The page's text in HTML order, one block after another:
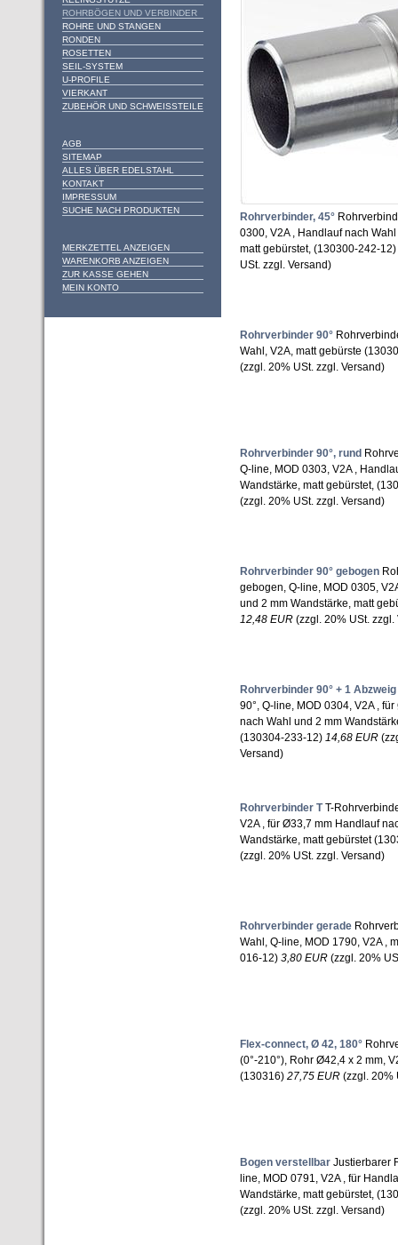
ROHRBÖGEN UND VERBINDER
ROHRE UND STANGEN
RONDEN
ROSETTEN
SEIL-SYSTEM
U-PROFILE
VIERKANT
ZUBEHÖR UND SCHWEISSTEILE
AGB
SITEMAP
ALLES ÜBER EDELSTAHL
KONTAKT
IMPRESSUM
SUCHE NACH PRODUKTEN
MERKZETTEL ANZEIGEN
WARENKORB ANZEIGEN
ZUR KASSE GEHEN
MEIN KONTO
Rohrverbinder, 45°
0300, V2A , Handlauf nach
matt gebürstet, (130300-242-12)
USt. zzgl. Versand)
Rohrverbinder 90°
Wahl, V2A, matt gebürste
(zzgl. 20% USt. zzgl. Versand)
Rohrverbinder 90°, rund
Q-line, MOD 0303, V2A ,
Wandstärke, matt gebürstet,
(zzgl. 20% USt. zzgl. Versand)
Rohrverbinder 90° gebogen
gebogen, Q-line, MOD 0305,
und 2 mm Wandstärke, matt
12,48 EUR (zzgl. 20% USt. zzgl.
Rohrverbinder 90° + 1 Abzweig
90°, Q-line, MOD 0304, V2A ,
nach Wahl und 2 mm
(130304-233-12) 14,68 EUR
Versand)
Rohrverbinder TT-
V2A , für Ø33,7 mm Handlauf
Wandstärke, matt gebürstet
(zzgl. 20% USt. zzgl. Versand)
Rohrverbinder gerade
Wahl, Q-line, MOD 1790, V2A ,
016-12) 3,80 EUR (zzgl. 20%
Flex-connect, Ø 42, 180°
(0°-210°), Rohr Ø42,4 x 2 mm,
(130316) 27,75 EUR (zzgl. 20%
Bogen verstellbar Justierbarer
line, MOD 0791, V2A , für
Wandstärke, matt gebürstet,
(zzgl. 20% USt. zzgl. Versand)